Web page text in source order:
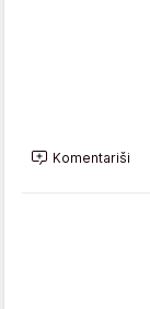
Komentariši